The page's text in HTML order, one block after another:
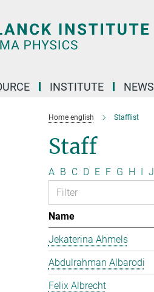
INSTITUTE NEWS
Home english Stafflist
Staff
A B C D E F G H I J
Name
Jekaterina Ahmels
Abdulrahman Albarodi
Felix Albrecht